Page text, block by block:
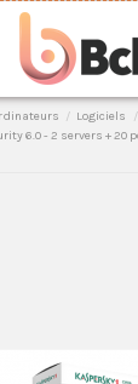
Logiciels
6.0 - 2 servers + 20